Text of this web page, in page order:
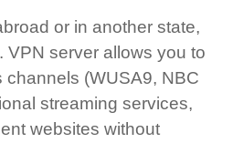
or in another state,
VPN server allows you to
channels (WUSA9, NBC
streaming services,
websites without